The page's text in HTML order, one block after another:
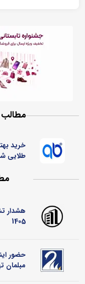
خرید
طلایی
هشدار
1405
حضور
مبلمان